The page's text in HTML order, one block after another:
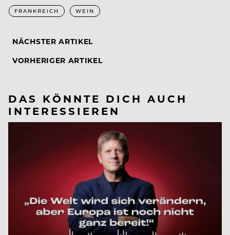
FRANKREICH WEIN
NÄCHSTER ARTIKEL
VORHERIGER ARTIKEL
DAS KÖNNTE DICH AUCH
INTERESSIEREN